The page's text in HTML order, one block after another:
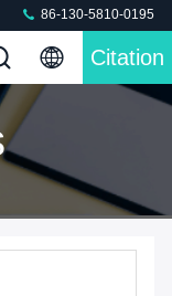
86-130-5810-0195
Citation